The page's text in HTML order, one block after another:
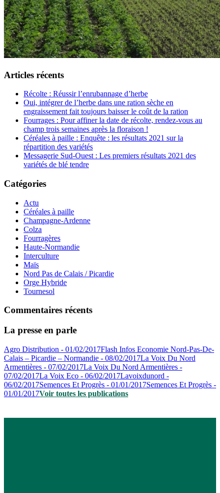
Articles récents
Récolte : Réussir l’enrubannage d’herbe
Oui, intégrer de l’herbe dans une ration sèche en
engraissement fait toujours baisser le coût de la ration
Fourrages : Pour affiner la date de récolte, rendez-vous au
champ trois semaines après la floraison !
Céréales à paille : Enquête : les résultats 2021 sur la
répartition des variétés
Messagerie Sud-Ouest : Les premiers résultats 2021 des
variétés de blé tendre
Catégories
Actu
Céréales à paille
Champagne-Ardenne
Colza
Fourragères
Haute-Normandie
Interculture
Maïs
Nord Pas de Calais / Picardie
Orge Hybride
Tournesol
Commentaires récents
La presse en parle
Agro Distribution - 01/02/2017Flash Infos Economie Nord-Pas-De-
Calais – Picardie – Normandie - 08/02/2017La Voix Du Nord
Armentières - 07/02/2017La Voix Du Nord Armentières -
07/02/2017La Voix Eco - 06/02/2017Lavoixdunord -
06/02/2017Semences Et Progrès - 01/01/2017Semences Et Progrès -
01/01/2017Voir toutes les publications